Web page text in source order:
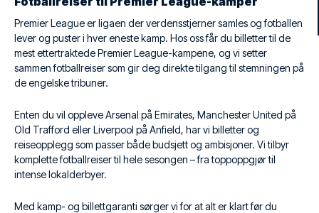
Premier League er ligaen der verdensstjerner samles og fotballen
lever og puster i hver eneste kamp. Hos oss får du billetter til de
mest ettertraktede Premier League-kampene, og vi setter
sammen fotballreiser som gir deg direkte tilgang til stemningen på
de engelske tribuner.
Enten du vil oppleve Arsenal på Emirates, Manchester United på
Old Trafford eller Liverpool på Anfield, har vi billetter og
reiseopplegg som passer både budsjett og ambisjoner. Vi tilbyr
komplette fotballreiser til hele sesongen – fra toppoppgjør til
intense lokalderbyer.
Med kamp- og billettgaranti sørger vi for at alt er klart før du